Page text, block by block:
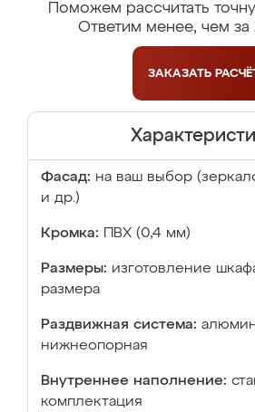
Поможем рассчитать
Ответим менее, чем за
ЗАКАЗАТЬ
Фасад: на ваш выбор
и др.)
Кромка: ПВХ (0,4 мм)
Размеры: изготовление
размера
Раздвижная система:
нижнеопорная
Внутреннее наполнение:
комплектация